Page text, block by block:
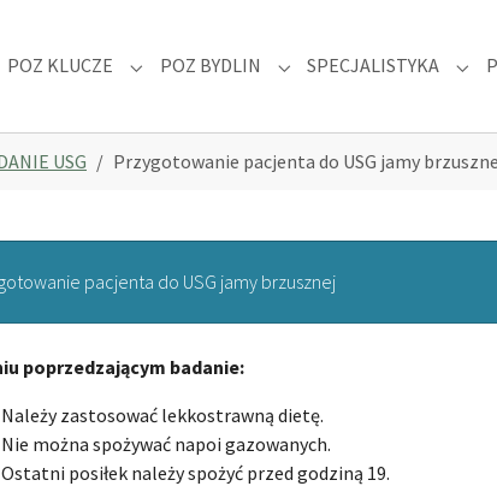
POZ KLUCZE Submenu for "POZ KLUCZE"
POZ BYDLIN Submenu for "POZ
SPECJALISTYKA
USG Przygotowanie pacjenta do USG jamy
pacjenta do USG jamy brzusznej
poprzedzającym badanie:
Należy zastosować lekkostrawną dietę.
Nie można spożywać napoi gazowanych.
Ostatni posiłek należy spożyć przed godziną 19.